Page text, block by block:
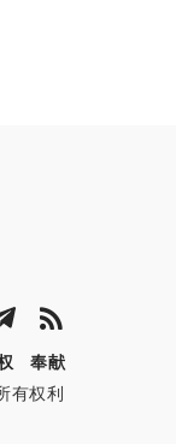
奉献
有权利